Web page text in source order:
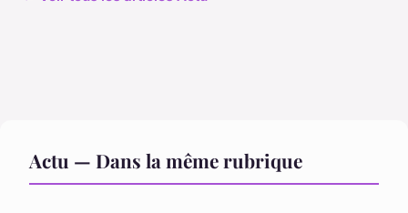
Actu — Dans la même rubrique